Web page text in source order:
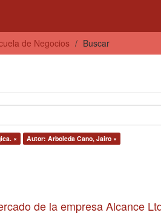
de Negocios Buscar
× Autor: Arboleda Cano, Jairo ×
de la empresa Alcance